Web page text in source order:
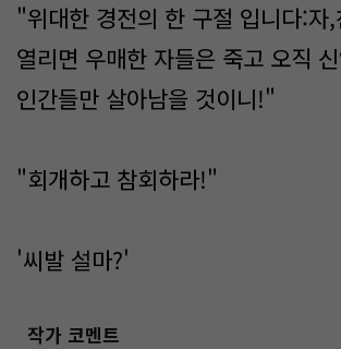
"위대한 경전의 한 구절 입니다:자
열리면 우매한 자들은 죽고 오직
인간들만 살아남을 것이니!"
"회개하고 참회하라!"
'씨발 설마?'
작가 코멘트